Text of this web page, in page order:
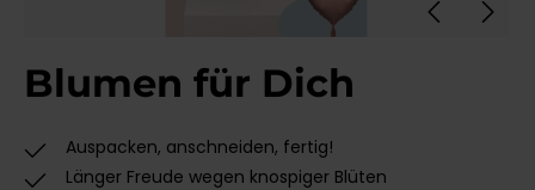
Blumen für Dich
Auspacken, anschneiden, fertig!
Länger Freude wegen knospiger Blüten